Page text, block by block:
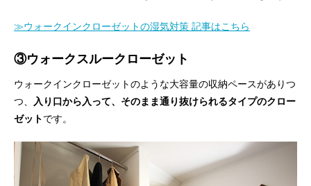
≫ウォークインクローゼットの湿気対策 記事はこちら
③ウォークスルークローゼット
ウォークインクローゼットのような大容量の収納ペースがありつ
つ、 入り口から入って、そのまま通り抜けられるタイプのクロー
ゼットです。